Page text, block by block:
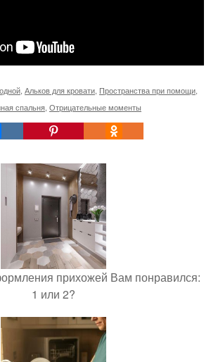
Альков для кровати Пространства при помощи
спальня Отрицательные моменты
прихожей Вам понравился:
1 или 2?